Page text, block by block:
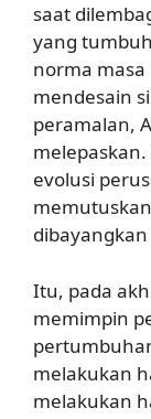
saat
yang
norma masa
mendesain
peramalan,
evolusi
Itu, pada
memimpin
melakukan
melakukan